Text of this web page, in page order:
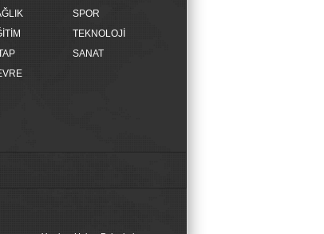
SPOR
TEKNOLOJİ
SANAT